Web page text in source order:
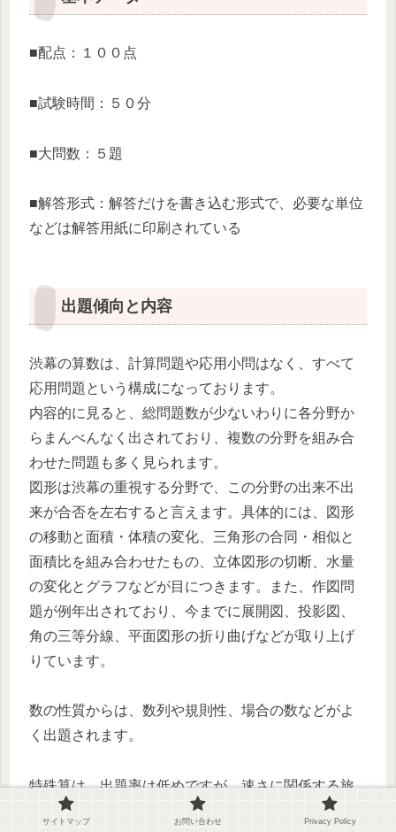
■配点：１００点
■試験時間：５０分
■大問数：５題
■解答形式：解答だけを書き込む形式で、必要な単位
などは解答用紙に印刷されている
出題傾向と内容
渋幕の算数は、計算問題や応用小問はなく、すべて
応用問題という構成になっております。
内容的に見ると、総問題数が少ないわりに各分野か
らまんべんなく出されており、複数の分野を組み合
わせた問題も多く見られます。
図形は渋幕の重視する分野で、この分野の出来不出
来が合否を左右すると言えます。具体的には、図形
の移動と面積・体積の変化、三角形の合同・相似と
面積比を組み合わせたもの、立体図形の切断、水量
の変化とグラフなどが目につきます。また、作図問
題が例年出されており、今までに展開図、投影図、
角の三等分線、平面図形の折り曲げなどが取り上げ
りています。
数の性質からは、数列や規則性、場合の数などがよ
く出題されます。
特殊算は、出題率は低めですが、速さに関係する旅
人算やグラフ、数の性質や規則性と関連した周期
サイトマップ お問い合わせ Privacy Policy